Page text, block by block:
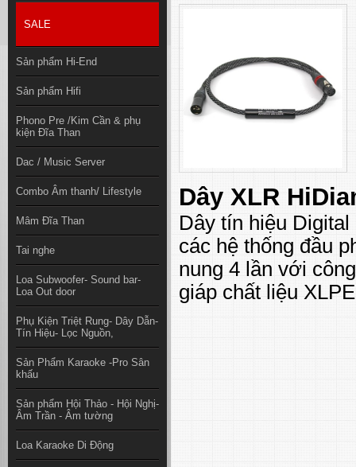
SALE
Sản phẩm Hi-End
Sản phẩm Hifi
Phono Pre /Kim Cần & phụ
kiện Đĩa Than
Dac / Music Server
Combo Âm thanh/ Lifestyle
Mâm Đĩa Than
Tai nghe
Loa Subwoofer- Sound bar-
Loa Out door
Phụ Kiện Triệt Rung- Dây Dẫn-
Tín Hiệu- Lọc Nguồn,
Sản Phẩm Karaoke -Pro Sân
khấu
Sản phẩm Hội Thảo - Hội Nghị-
Âm Trần - Âm tường
Loa Karaoke Di Động
Dây XLR
Dây tín hiệu
các hệ thống đầu
nung 4 lần với
giáp chất liệu